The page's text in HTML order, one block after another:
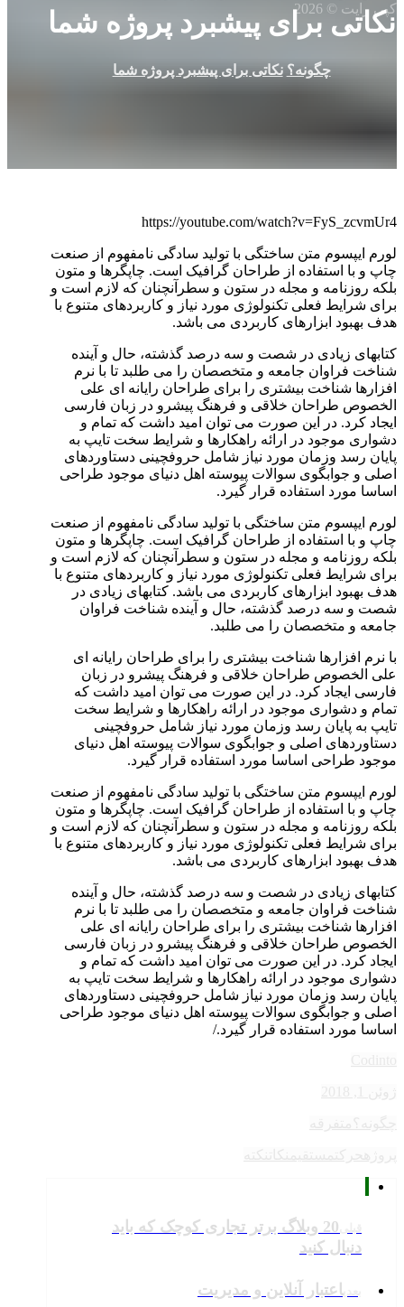
کپی رایت © 2026
نکاتی برای پیشبرد پروژه شما
چگونه؟ نکاتی برای پیشبرد پروژه شما
https://youtube.com/watch?v=FyS_zcvmUr4
لورم ایپسوم متن ساختگی با تولید سادگی نامفهوم از صنعت
چاپ و با استفاده از طراحان گرافیک است. چاپگرها و متون
بلکه روزنامه و مجله در ستون و سطرآنچنان که لازم است و
برای شرایط فعلی تکنولوژی مورد نیاز و کاربردهای متنوع با
هدف بهبود ابزارهای کاربردی می باشد.
کتابهای زیادی در شصت و سه درصد گذشته، حال و آینده
شناخت فراوان جامعه و متخصصان را می طلبد تا با نرم
افزارها شناخت بیشتری را برای طراحان رایانه ای علی
الخصوص طراحان خلاقی و فرهنگ پیشرو در زبان فارسی
ایجاد کرد. در این صورت می توان امید داشت که تمام و
دشواری موجود در ارائه راهکارها و شرایط سخت تایپ به
پایان رسد وزمان مورد نیاز شامل حروفچینی دستاوردهای
اصلی و جوابگوی سوالات پیوسته اهل دنیای موجود طراحی
اساسا مورد استفاده قرار گیرد.
لورم ایپسوم متن ساختگی با تولید سادگی نامفهوم از صنعت
چاپ و با استفاده از طراحان گرافیک است. چاپگرها و متون
بلکه روزنامه و مجله در ستون و سطرآنچنان که لازم است و
برای شرایط فعلی تکنولوژی مورد نیاز و کاربردهای متنوع با
هدف بهبود ابزارهای کاربردی می باشد. کتابهای زیادی در
شصت و سه درصد گذشته، حال و آینده شناخت فراوان
جامعه و متخصصان را می طلبد.
با نرم افزارها شناخت بیشتری را برای طراحان رایانه ای
علی الخصوص طراحان خلاقی و فرهنگ پیشرو در زبان
فارسی ایجاد کرد. در این صورت می توان امید داشت که
تمام و دشواری موجود در ارائه راهکارها و شرایط سخت
تایپ به پایان رسد وزمان مورد نیاز شامل حروفچینی
دستاوردهای اصلی و جوابگوی سوالات پیوسته اهل دنیای
موجود طراحی اساسا مورد استفاده قرار گیرد.
لورم ایپسوم متن ساختگی با تولید سادگی نامفهوم از صنعت
چاپ و با استفاده از طراحان گرافیک است. چاپگرها و متون
بلکه روزنامه و مجله در ستون و سطرآنچنان که لازم است و
برای شرایط فعلی تکنولوژی مورد نیاز و کاربردهای متنوع با
هدف بهبود ابزارهای کاربردی می باشد.
کتابهای زیادی در شصت و سه درصد گذشته، حال و آینده
شناخت فراوان جامعه و متخصصان را می طلبد تا با نرم
افزارها شناخت بیشتری را برای طراحان رایانه ای علی
الخصوص طراحان خلاقی و فرهنگ پیشرو در زبان فارسی
ایجاد کرد. در این صورت می توان امید داشت که تمام و
دشواری موجود در ارائه راهکارها و شرایط سخت تایپ به
پایان رسد وزمان مورد نیاز شامل حروفچینی دستاوردهای
اصلی و جوابگوی سوالات پیوسته اهل دنیای موجود طراحی
اساسا مورد استفاده قرار گیرد./
20 وبلاگ برتر تجاری کوچک که باید
دنبال کنید
بعدیاعتبار آنلاین و مدیریت